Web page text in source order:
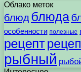
Облако меток
блюд блюда
особенности полезные
рецепт
рыбный